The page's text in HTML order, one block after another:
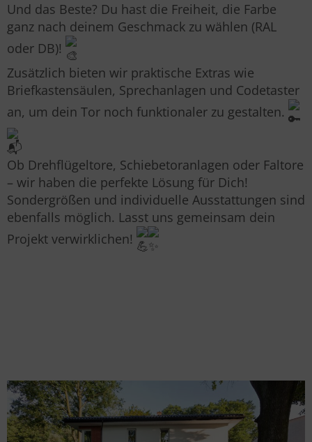
Und das Beste? Du hast die Freiheit, die Farbe
ganz nach deinem Geschmack zu wählen (RAL
oder DB)!
Zusätzlich bieten wir praktische Extras wie
Briefkastensäulen, Sprechanlagen und Codetaster
an, um dein Tor noch funktionaler zu gestalten.
Ob Drehflügeltore, Schiebetoranlagen oder Faltore
– wir haben die perfekte Lösung für Dich!
Sondergrößen und individuelle Ausstattungen sind
ebenfalls möglich. Lasst uns gemeinsam dein
Projekt verwirklichen!